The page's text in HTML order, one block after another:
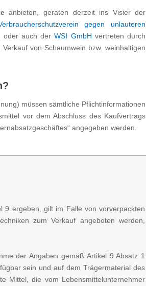
anbieten, geraten derzeit ins Visier der
gegen unlauteren
oder auch derWSI GmbH vertreten durch
von Schaumwein bzw. weinhaltigen
müssen sämtliche Pflichtinformationen
vor dem Abschluss des Kaufvertrags
angegeben werden.
9 ergeben, gilt im Falle von vorverpackten
zum Verkauf angeboten werden,
der Angaben gemäß Artikel 9 Absatz 1
sein und auf dem Trägermaterial des
Mittel, die vom Lebensmittelunternehmer